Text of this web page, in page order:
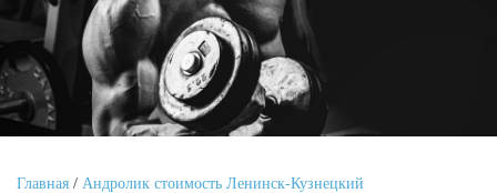
Главная / Андролик стоимость Ленинск-Кузнецкий